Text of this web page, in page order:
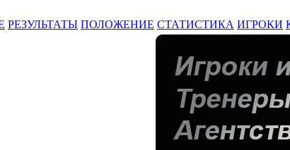
РЕЗУЛЬТАТЫ ПОЛОЖЕНИЕ СТАТИСТИКА ИГРОКИ